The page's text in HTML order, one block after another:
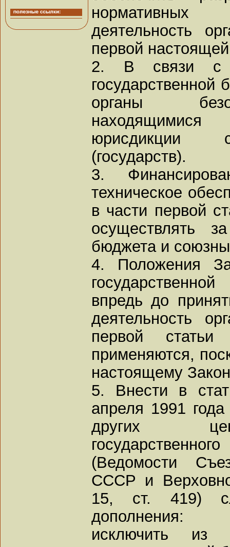
нормативных
деятельность
первой
2. В связи с
государственной
органы
юрисдикции
(государств).
3.
техническое
в части первой
осуществлять
бюджета и
4. Положения
впредь до
деятельность
первой
применяются,
настоящему
5. Внести в
апреля 1991
других
(Ведомости
СССР и
15, ст. 419)
дополнения:
исключить из